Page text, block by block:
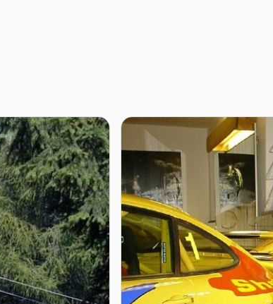
Zur Detailseite von